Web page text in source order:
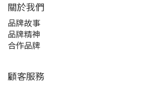
關於我們
品牌故事
品牌精神
合作品牌
顧客服務